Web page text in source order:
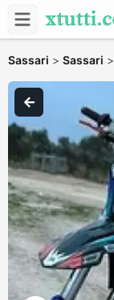
Sassari > Sassari >